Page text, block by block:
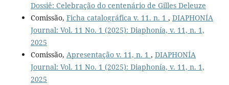
Dossiê: Celebração do centenário de Gilles Deleuze
Comissão, Ficha catalográfica v. 11. n. 1 , DIAPHONÍA
Journal: Vol. 11 No. 1 (2025): Diaphonía, v. 11, n. 1,
2025
Comissão, Apresentação v. 11, n. 1 , DIAPHONÍA
Journal: Vol. 11 No. 1 (2025): Diaphonía, v. 11, n. 1,
2025